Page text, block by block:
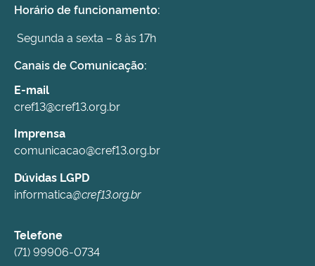
Horário de funcionamento:
Segunda a sexta – 8 às 17h
Canais de Comunicação:
E-mail
cref13@cref13.org.br
Imprensa
comunicacao@cref13.org.br
Dúvidas LGPD
informatica@cref13.org.br
Telefone
(71) 99906-0734